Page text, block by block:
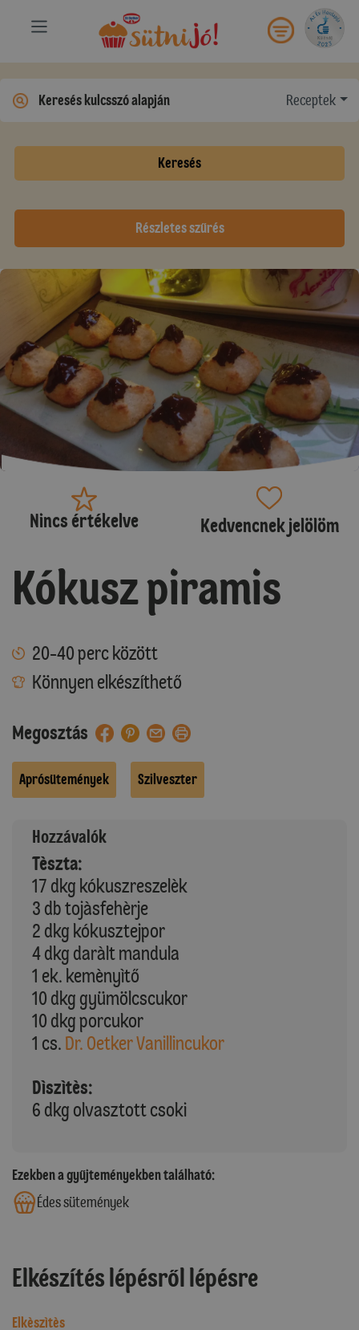
Receptek
Keresés
Részletes szűrés
Nincs értékelve Kedvencnek jelölöm
Kókusz piramis
20-40 perc között
Könnyen elkészíthető
Megosztás
Aprósütemények Szilveszter
Hozzávalók
Tèszta:
17 dkg kókuszreszelèk
3 db tojàsfehèrje
2 dkg kókusztejpor
4 dkg daràlt mandula
1 ek. kemènyìtő
10 dkg gyümölcscukor
10 dkg porcukor
1 cs. Dr. Oetker Vanillincukor
Dìszìtès:
6 dkg olvasztott csoki
Ezekben a gyűjteményekben található:
Édes sütemények
Elkészítés lépésről lépésre
Elkèszìtès